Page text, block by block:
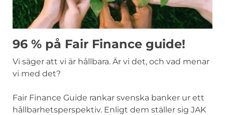
96 % på Fair Finance guide!
Vi säger att vi är hållbara. Är vi det, och vad menar
vi med det?
Fair Finance Guide rankar svenska banker ur ett
hållbarhetsperspektiv. Enligt dem ställer sig JAK